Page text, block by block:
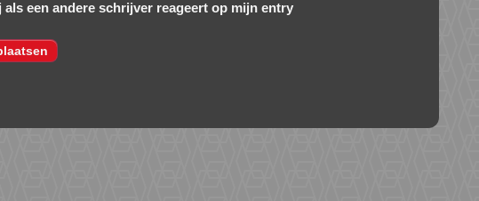
als een andere schrijver reageert op mijn entry